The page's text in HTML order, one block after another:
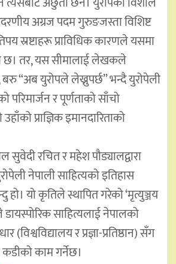
अग्रज पदम गुरुङजस्ता विशिष्ट
स्रष्टाहरू प्राविधिक कारणले यसमा
तर, यस सीमालाई लेखकले
“अब युरोपले लेख्नुपर्छ” भन्दै युरोपेली
परिमार्जन र पूर्णताको साँचो
प्राज्ञिक इमानदारिताको
सुवेदी रचित र महेश पौड्यालद्वारा
नेपाली साहित्यको इतिहास
हो। यो कृतिले स्थापित गरेको ‘मृत्युञ्जय
साहित्यलाई नेपालको
(विश्वविद्यालय र प्रज्ञा-प्रतिष्ठान) सँग
काम गर्नेछ।